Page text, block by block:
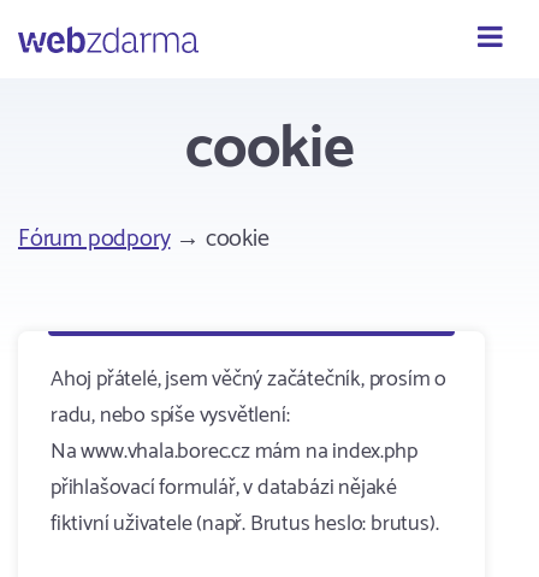
Webzdarma
cookie
Fórum podpory→ cookie
Ahoj přátelé, jsem věčný začátečník, prosím o
radu, nebo spíše vysvětlení:
Na www.vhala.borec.cz mám na index.php
přihlašovací formulář, v databázi nějaké
fiktivní uživatele (např. Brutus heslo: brutus).